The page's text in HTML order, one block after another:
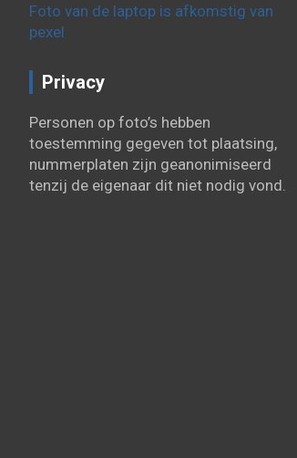
Foto van de laptop is afkomstig van
pexel
Privacy
Personen op foto’s hebben
toestemming gegeven tot plaatsing,
nummerplaten zijn geanonimiseerd
tenzij de eigenaar dit niet nodig vond.